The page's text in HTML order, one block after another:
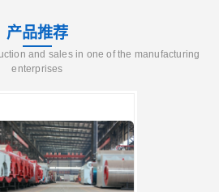
产品推荐
and sales in one of the manufacturing
enterprises